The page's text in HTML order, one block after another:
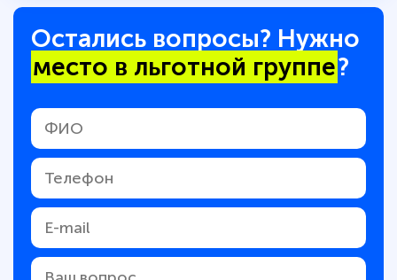
Остались вопросы? Нужно
место в льготной группе?